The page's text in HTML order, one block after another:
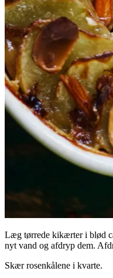
Læg tørrede kikærter i blød
nyt vand og afdryp dem.
Skær rosenkålene i kvarte.